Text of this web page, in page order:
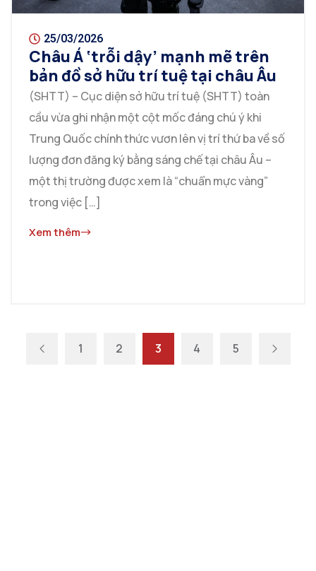
25/03/2026
Châu Á ‘trỗi dậy’ mạnh mẽ trên
bản đồ sở hữu trí tuệ tại châu Âu
(SHTT) – Cục diện sở hữu trí tuệ (SHTT) toàn
cầu vừa ghi nhận một cột mốc đáng chú ý khi
Trung Quốc chính thức vươn lên vị trí thứ ba về số
lượng đơn đăng ký bằng sáng chế tại châu Âu –
một thị trường được xem là “chuẩn mực vàng”
trong việc […]
Xem thêm
1 2 3 4 5